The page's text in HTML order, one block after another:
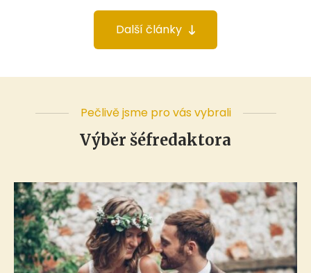
Další články
Pečlivě jsme pro vás vybrali
Výběr šéfredaktora